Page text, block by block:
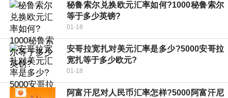
秘鲁索尔兑换欧元汇率如何?1000秘鲁索尔
等于多少英镑?
01-18
安哥拉宽扎对美元汇率是多少?5000安哥拉
宽扎等于多少欧元?
01-18
阿富汗尼对人民币汇率怎样?5000阿富汗尼